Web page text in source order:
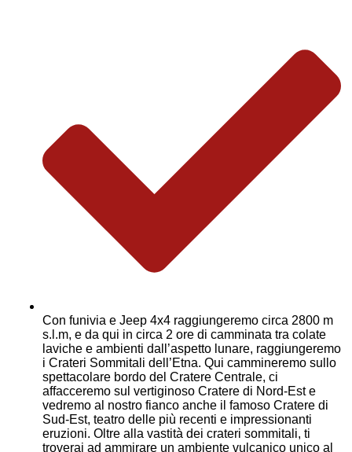
Con funivia e Jeep 4x4 raggiungeremo circa 2800 m
s.l.m, e da qui in circa 2 ore di camminata tra colate
laviche e ambienti dall’aspetto lunare, raggiungeremo
i Crateri Sommitali dell’Etna. Qui cammineremo sullo
spettacolare bordo del Cratere Centrale, ci
affacceremo sul vertiginoso Cratere di Nord-Est e
vedremo al nostro fianco anche il famoso Cratere di
Sud-Est, teatro delle più recenti e impressionanti
eruzioni. Oltre alla vastità dei crateri sommitali, ti
troverai ad ammirare un ambiente vulcanico unico al